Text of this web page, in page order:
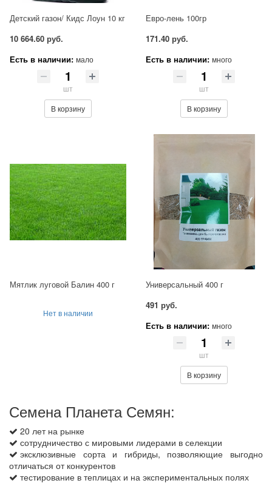
Детский газон/ Кидс Лоун 10 кг
10 664.60 руб.
Есть в наличии: мало
шт
В корзину
Евро-лень 100гр
171.40 руб.
Есть в наличии: много
шт
В корзину
Мятлик луговой Балин 400 г
Нет в наличии
Универсальный 400 г
491 руб.
Есть в наличии: много
шт
В корзину
Семена Планета Семян:
20 лет на рынке
сотрудничество с мировыми лидерами в селекции
эксклюзивные сорта и гибриды, позволяющие выгодно
отличаться от конкурентов
тестирование в теплицах и на экспериментальных полях